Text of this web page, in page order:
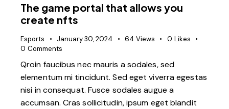
The game portal that allows you
create nfts
Esports January 30, 2024 64 Views 0 Likes
0 Comments
Qroin faucibus nec mauris a sodales, sed
elementum mi tincidunt. Sed eget viverra egestas
nisi in consequat. Fusce sodales augue a
accumsan. Cras sollicitudin, ipsum eget blandit